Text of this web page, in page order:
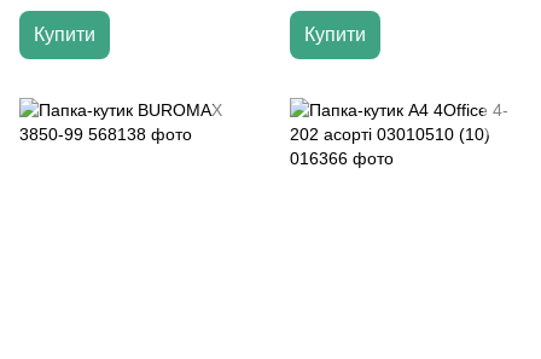
Купити Купити